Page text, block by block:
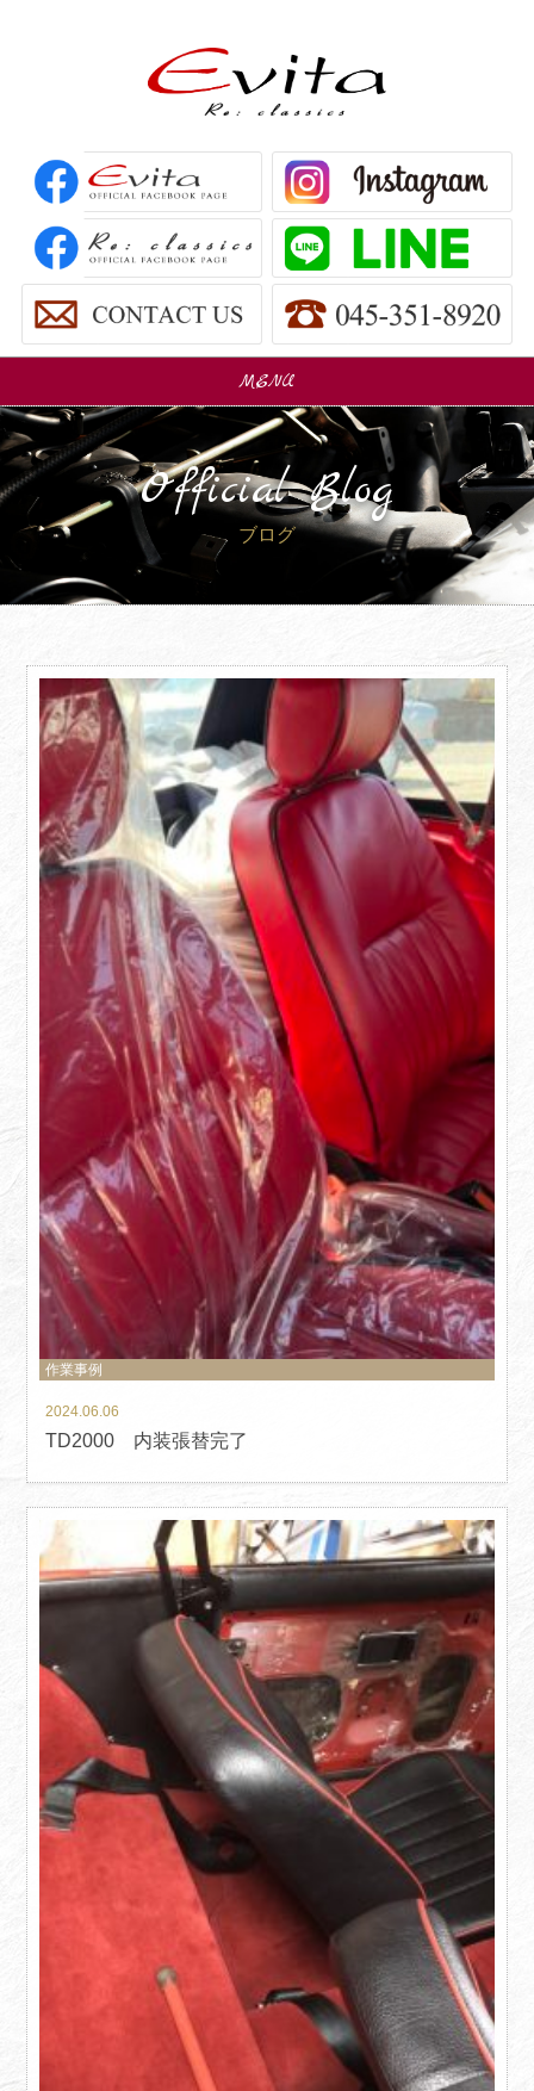
MENU
Car Sales
販売車
Parts Sales
パーツ販売
Trade In
Blog
ブログ
Company
会社概要
Recruit
採用情報
Official Blog
ブログ
作業事例
2024.06.06
TD2000 内装張替完了